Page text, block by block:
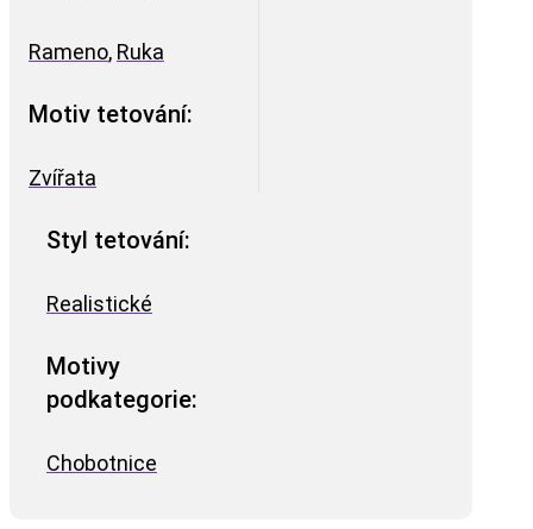
Rameno, Ruka
Motiv tetování:
Zvířata
Styl tetování:
Realistické
Motivy
podkategorie:
Chobotnice